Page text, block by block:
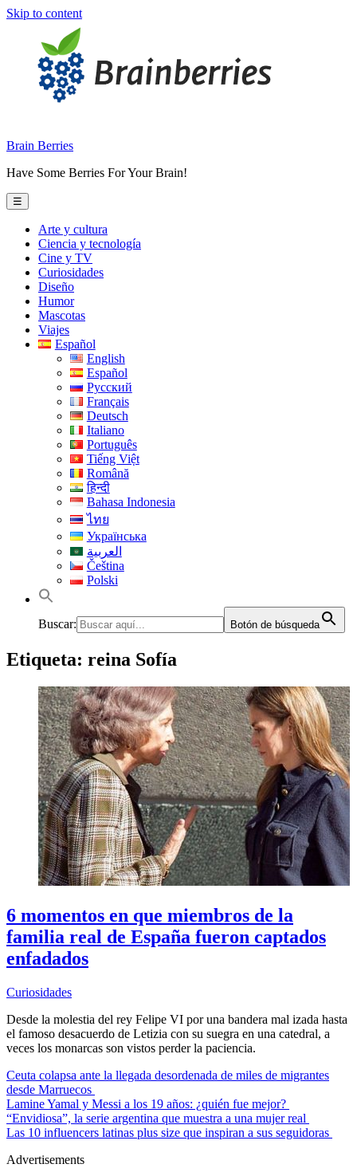
Skip to content
Brain Berries
Have Some Berries For Your Brain!
☰
Arte y cultura
Ciencia y tecnología
Cine y TV
Curiosidades
Diseño
Humor
Mascotas
Viajes
Español
English
Español
Русский
Français
Deutsch
Italiano
Português
Tiếng Việt
Română
हिन्दी
Bahasa Indonesia
ไทย
Українська
العربية
Čeština
Polski
Buscar: Botón de búsqueda
Etiqueta: reina Sofía
6 momentos en que miembros de la
familia real de España fueron captados
enfadados
Curiosidades
Desde la molestia del rey Felipe VI por una bandera mal izada hasta
el famoso desacuerdo de Letizia con su suegra en una catedral, a
veces los monarcas son vistos perder la paciencia.
Ceuta colapsa ante la llegada desordenada de miles de migrantes
desde Marruecos
Lamine Yamal y Messi a los 19 años: ¿quién fue mejor?
“Envidiosa”, la serie argentina que muestra a una mujer real
Las 10 influencers latinas plus size que inspiran a sus seguidoras
Advertisements